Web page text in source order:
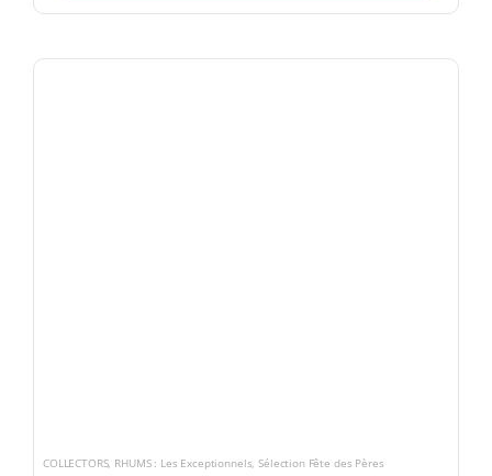
COLLECTORS, RHUMS : Les Exceptionnels,Sélection Fête des Pères